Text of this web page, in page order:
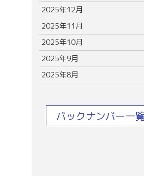
2025年12月
2025年11月
2025年10月
2025年9月
2025年8月
バックナンバー一